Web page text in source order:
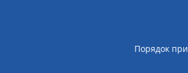
Порядок